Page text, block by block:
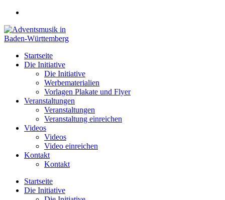
Zum
springen
Startseite
Die Initiative
Die Initiative
Werbematerialien
Vorlagen Plakate und Flyer
Veranstaltungen
Veranstaltungen
Veranstaltung einreichen
Videos
Videos
Video einreichen
Kontakt
Kontakt
Startseite
Die Initiative